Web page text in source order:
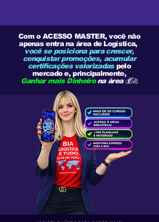
Com o ACESSO MASTER, você não
apenas entra na área de Logística,
você se posiciona para crescer,
conquistar promoções, acumular
certificações valorizadaspelo
mercado e, principalmente,
Ganhar mais Dinheirona área 💰🚀​